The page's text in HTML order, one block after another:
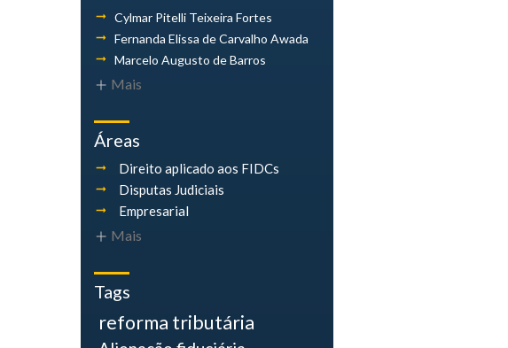
Cylmar Pitelli Teixeira Fortes
Fernanda Elissa de Carvalho Awada
Marcelo Augusto de Barros
Mais
Áreas
Direito aplicado aos FIDCs
Disputas Judiciais
Empresarial
Mais
Tags
reforma tributária